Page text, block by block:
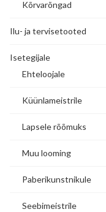
Kõrvarõngad
Ilu- ja tervisetooted
Isetegijale
Ehteloojale
Küünlameistrile
Lapsele rõõmuks
Muu looming
Paberikunstnikule
Seebimeistrile